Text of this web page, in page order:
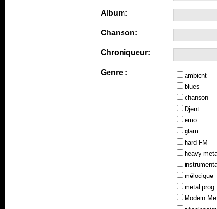
Album:
Chanson:
Chroniqueur:
Genre :
ambient
blues
chanson
Djent
emo
glam
hard FM
heavy
mélodique
metal prog
Modern